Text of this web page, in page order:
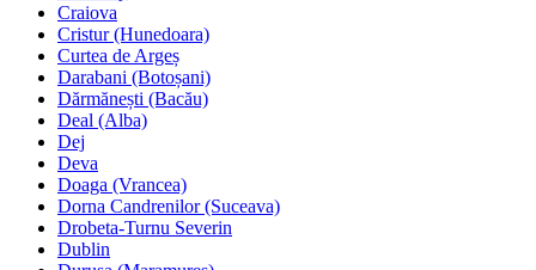
Craiova
Cristur (Hunedoara)
Curtea de Argeș
Darabani (Botoșani)
Dărmănești (Bacău)
Deal (Alba)
Dej
Deva
Doaga (Vrancea)
Dorna Candrenilor (Suceava)
Drobeta-Turnu Severin
Dublin